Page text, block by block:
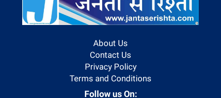
About Us
Contact Us
Privacy Policy
Terms and Conditions
Follow us On: